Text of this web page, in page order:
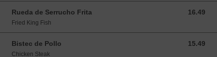
Rueda de Serrucho Frita 16.49
16.49 USD
Fried King Fish
Bistec de Pollo 15.49
15.49 USD
Chicken Steak